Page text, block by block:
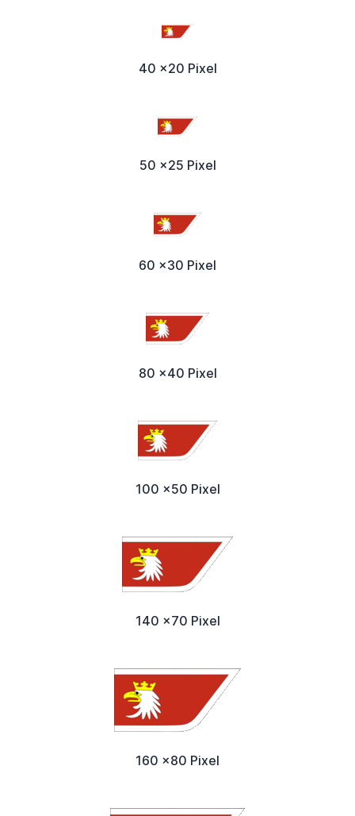
40 x20 Pixel
50 x25 Pixel
60 x30 Pixel
80 x40 Pixel
100 x50 Pixel
140 x70 Pixel
160 x80 Pixel